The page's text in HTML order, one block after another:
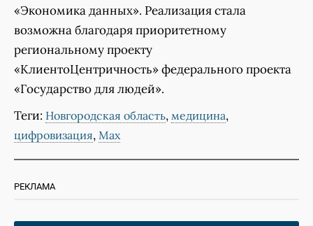
«Экономика данных». Реализация стала
возможна благодаря приоритетному
региональному проекту
«КлиентоЦентричность» федерального проекта
«Государство для людей».
Теги: Новгородская область, медицина,
цифровизация, Мах
РЕКЛАМА